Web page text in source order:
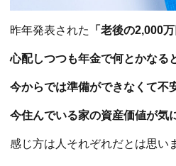
昨年発表された 「老後の2,000万
心配しつつも年金で何とかなる
今からでは準備ができなくて不
今住んでいる家の資産価値が気
感じ方は人それぞれだとは思い